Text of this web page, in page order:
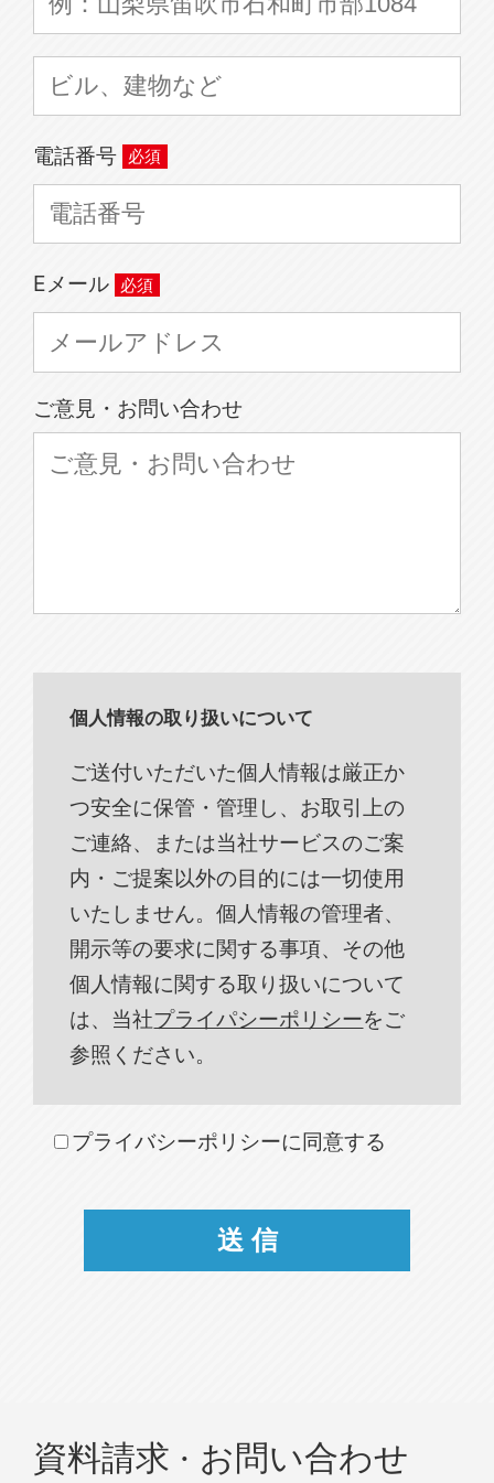
電話番号
Eメール
ご意見・お問い合わせ
個人情報の取り扱いについて
ご送付いただいた個人情報は厳正か
つ安全に保管・管理し、お取引上の
ご連絡、または当社サービスのご案
内・ご提案以外の目的には一切使用
いたしません。個人情報の管理者、
開示等の要求に関する事項、その他
個人情報に関する取り扱いについて
は、当社プライパシーポリシーをご
参照ください。
プライバシーポリシーに同意する
資料請求 · お問い合わせ